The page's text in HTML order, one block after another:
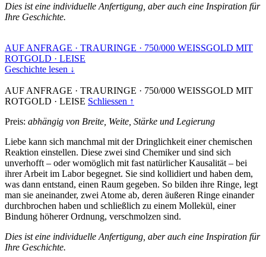
Dies ist eine individuelle Anfertigung, aber auch eine Inspiration für
Ihre Geschichte.
AUF ANFRAGE · TRAURINGE · 750/000 WEISSGOLD MIT
ROTGOLD · LEISE
Geschichte lesen ↓
AUF ANFRAGE · TRAURINGE · 750/000 WEISSGOLD MIT
ROTGOLD · LEISE Schliessen ↑
Preis: abhängig von Breite, Weite, Stärke und Legierung
Liebe kann sich manchmal mit der Dringlichkeit einer chemischen
Reaktion einstellen. Diese zwei sind Chemiker und sind sich
unverhofft – oder womöglich mit fast natürlicher Kausalität – bei
ihrer Arbeit im Labor begegnet. Sie sind kollidiert und haben dem,
was dann entstand, einen Raum gegeben. So bilden ihre Ringe, legt
man sie aneinander, zwei Atome ab, deren äußeren Ringe einander
durchbrochen haben und schließlich zu einem Mollekül, einer
Bindung höherer Ordnung, verschmolzen sind.
Dies ist eine individuelle Anfertigung, aber auch eine Inspiration für
Ihre Geschichte.